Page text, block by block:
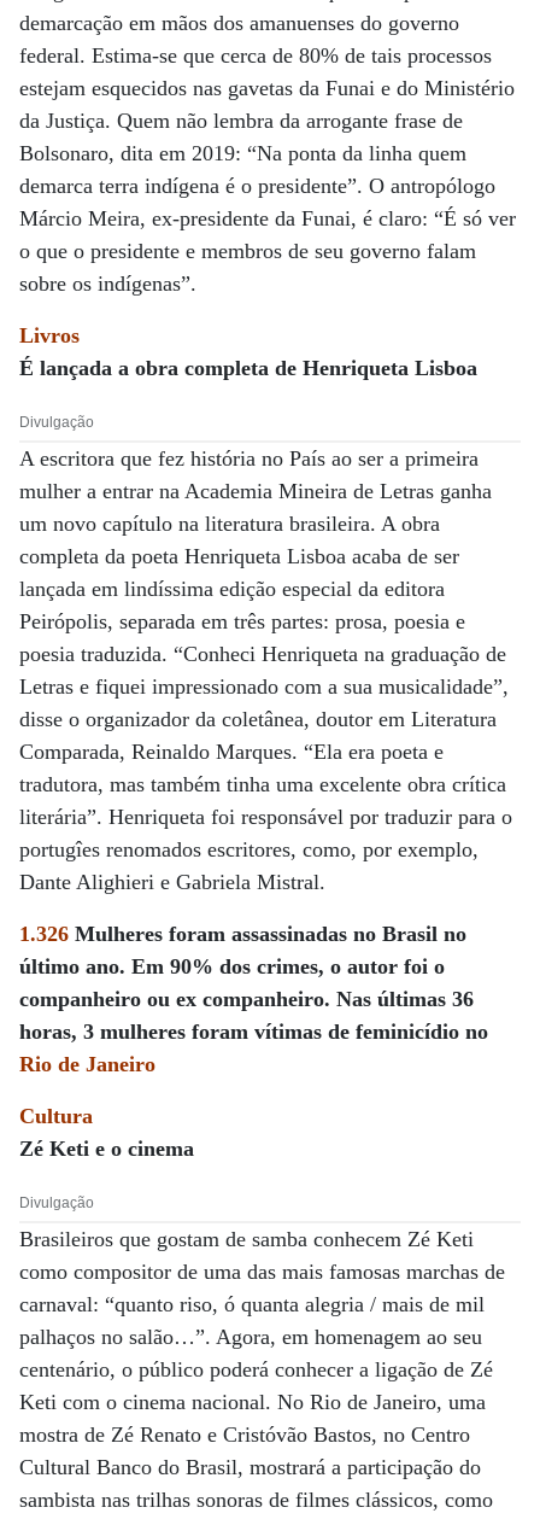
demarcação em mãos dos amanuenses do governo
federal. Estima-se que cerca de 80% de tais processos
estejam esquecidos nas gavetas da Funai e do Ministério
da Justiça. Quem não lembra da arrogante frase de
Bolsonaro, dita em 2019: “Na ponta da linha quem
demarca terra indígena é o presidente”. O antropólogo
Márcio Meira, ex-presidente da Funai, é claro: “É só ver
o que o presidente e membros de seu governo falam
sobre os indígenas”.
Livros
É lançada a obra completa de Henriqueta Lisboa
Divulgação
A escritora que fez história no País ao ser a primeira
mulher a entrar na Academia Mineira de Letras ganha
um novo capítulo na literatura brasileira. A obra
completa da poeta Henriqueta Lisboa acaba de ser
lançada em lindíssima edição especial da editora
Peirópolis, separada em três partes: prosa, poesia e
poesia traduzida. “Conheci Henriqueta na graduação de
Letras e fiquei impressionado com a sua musicalidade”,
disse o organizador da coletânea, doutor em Literatura
Comparada, Reinaldo Marques. “Ela era poeta e
tradutora, mas também tinha uma excelente obra crítica
literária”. Henriqueta foi responsável por traduzir para o
portugîes renomados escritores, como, por exemplo,
Dante Alighieri e Gabriela Mistral.
1.326 Mulheres foram assassinadas no Brasil no
último ano. Em 90% dos crimes, o autor foi o
companheiro ou ex companheiro. Nas últimas 36
horas, 3 mulheres foram vítimas de feminicídio no
Rio de Janeiro
Cultura
Zé Keti e o cinema
Divulgação
Brasileiros que gostam de samba conhecem Zé Keti
como compositor de uma das mais famosas marchas de
carnaval: “quanto riso, ó quanta alegria / mais de mil
palhaços no salão…”. Agora, em homenagem ao seu
centenário, o público poderá conhecer a ligação de Zé
Keti com o cinema nacional. No Rio de Janeiro, uma
mostra de Zé Renato e Cristóvão Bastos, no Centro
Cultural Banco do Brasil, mostrará a participação do
sambista nas trilhas sonoras de filmes clássicos, como